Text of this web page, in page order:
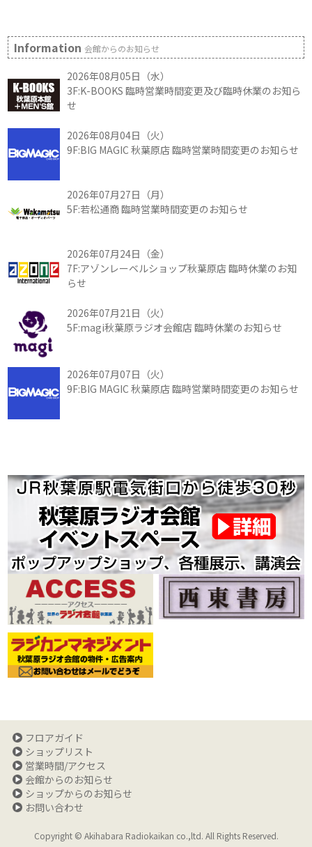
Information会館からのお知らせ
2026年08月05日（水）
3F:K-BOOKS 臨時営業時間変更及び臨時休業のお知ら
せ
2026年08月04日（火）
9F:BIG MAGIC 秋葉原店 臨時営業時間変更のお知らせ
2026年07月27日（月）
5F:若松通商 臨時営業時間変更のお知らせ
2026年07月24日（金）
7F:アゾンレーベルショップ秋葉原店 臨時休業のお知
らせ
2026年07月21日（火）
5F:magi秋葉原ラジオ会館店 臨時休業のお知らせ
2026年07月07日（火）
9F:BIG MAGIC 秋葉原店 臨時営業時間変更のお知らせ
フロアガイド
ショップリスト
営業時間/アクセス
会館からのお知らせ
ショップからのお知らせ
お問い合わせ
Copyright © Akihabara Radiokaikan co.,ltd. All Rights Reserved.